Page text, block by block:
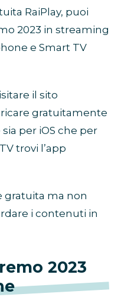
RaiPlay, puoi
2023 in streaming
e Smart TV
il sito
gratuitamente
sia per iOS che per
trovi l’app
gratuita ma non
i contenuti in
2023